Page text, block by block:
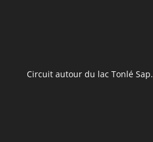
Circuit autour du lac Tonlé Sap.